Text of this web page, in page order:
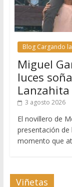
Blog Cargando
Miguel
luces
Lanzahita
3 agosto 2026
El novillero de
presentación
momento que
Viñetas